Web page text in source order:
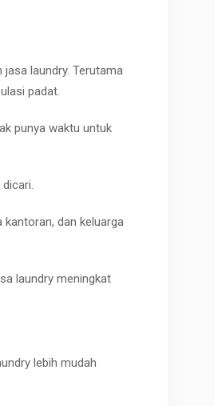
jasa laundry. Terutama
padat.
punya waktu untuk
kantoran, dan keluarga
laundry meningkat
lebih mudah